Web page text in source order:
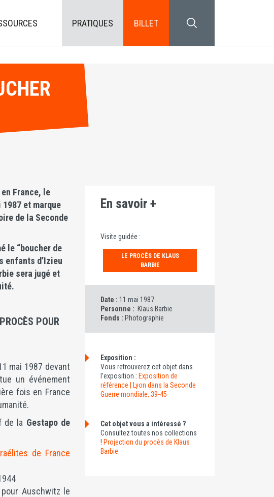
PRATIQUES BILLET SEARCH BLOCK
France, le
1987 et marque
de la Seconde
le “boucher de
enfants d’Izieu
sera jugé et
POUR
mai 1987 devant
un événement
fois en France
de la Gestapo de
de France
Auschwitz le
En savoir +
Visite guidée :
LE PROCÈS DE KLAUS
BARBIE
Date : 11 mai 1987
Personne : Klaus Barbie
Fonds : Photographie
Exposition :
Vous retrouverez cet objet dans
l’exposition : Exposition de
référence | Lyon dans la Seconde
Guerre mondiale, 39-45
Cet objet vous a intéressé ?
Consultez toutes nos collections
! Projection du procès de Klaus
Barbie